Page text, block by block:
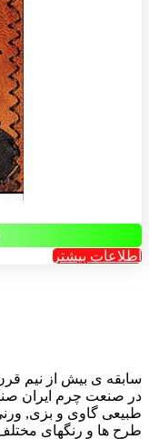
اطلاعات بیشتر
سابقه ی بیش از نیم
در صنعت چرم ایران
طبیعی گاوی و بزی,
طرح ها و رنگهای